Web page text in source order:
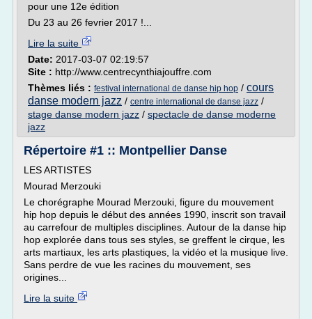
pour une 12e édition
Du 23 au 26 fevrier 2017 !...
Lire la suite
Date: 2017-03-07 02:19:57
Site : http://www.centrecynthiajouffre.com
Thèmes liés : festival international de danse hip hop / cours
danse modern jazz / centre international de danse jazz /
stage danse modern jazz / spectacle de danse moderne
jazz
Répertoire #1 :: Montpellier Danse
LES ARTISTES
Mourad Merzouki
Le chorégraphe Mourad Merzouki, figure du mouvement
hip hop depuis le début des années 1990, inscrit son travail
au carrefour de multiples disciplines. Autour de la danse hip
hop explorée dans tous ses styles, se greffent le cirque, les
arts martiaux, les arts plastiques, la vidéo et la musique live.
Sans perdre de vue les racines du mouvement, ses
origines...
Lire la suite